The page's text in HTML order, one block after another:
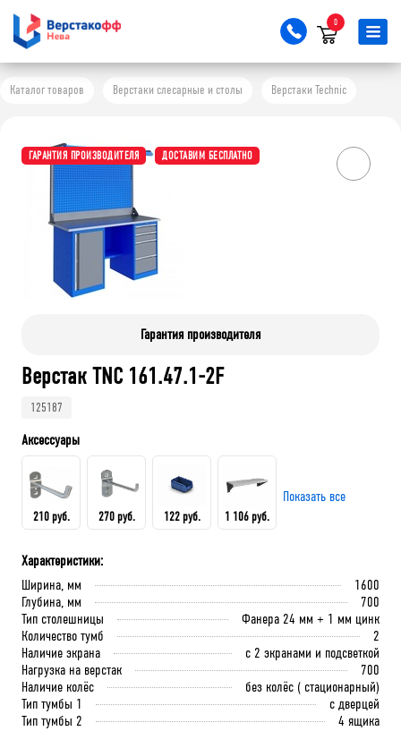
0
Каталог товаров Верстаки слесарные и столы Верстаки Technic
ГАРАНТИЯ ПРОИЗВОДИТЕЛЯ ДОСТАВИМ БЕСПЛАТНО
Гарантия производителя
Верстак TNC 161.47.1-2F
125187
Аксессуары
210 руб.
Крючок 80 мм.
В корзину
270 руб.
Крючок 125 мм.
В корзину
122 руб.
мм
В корзину
1 106 руб.
В корзину
Показать все
Характеристики:
Ширина, мм
1600
Глубина, мм
700
Тип столешницы
Фанера 24 мм + 1 мм цинк
Количество тумб
2
Наличие экрана
с 2 экранами и подсветкой
Нагрузка на верстак
700
Наличие колёс
без колёс ( стационарный)
Тип тумбы 1
с дверцей
Тип тумбы 2
4 ящика